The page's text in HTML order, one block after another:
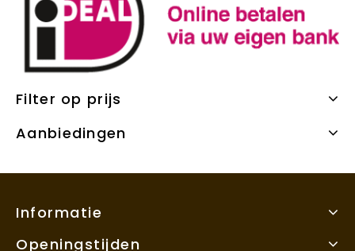
Filter op prijs
Aanbiedingen
Informatie
Openingstijden